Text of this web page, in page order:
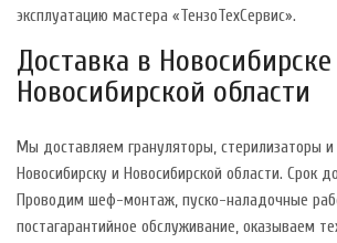
эксплуатацию мастера «ТензоТехСервис».
Доставка в
Новосибирской области
Мы доставляем грануляторы, стерилизаторы и
Новосибирску и Новосибирской области. Срок
Проводим шеф-монтаж, пуско-наладочные
постагарантийное обслуживание, оказываем